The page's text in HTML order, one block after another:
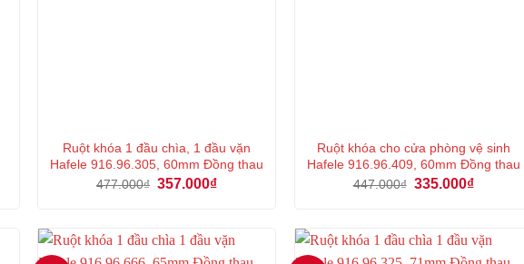
Ruột khóa 1 đầu chìa, 1 đầu vặn
Hafele 916.96.305, 60mm Đồng thau
477.000₫ Giá
357.000₫Giá
357.000₫.
Ruột khóa cho cửa phòng vệ sinh
Hafele 916.96.409, 60mm Đồng thau
447.000₫ Giá
335.000₫Giá
335.000₫.